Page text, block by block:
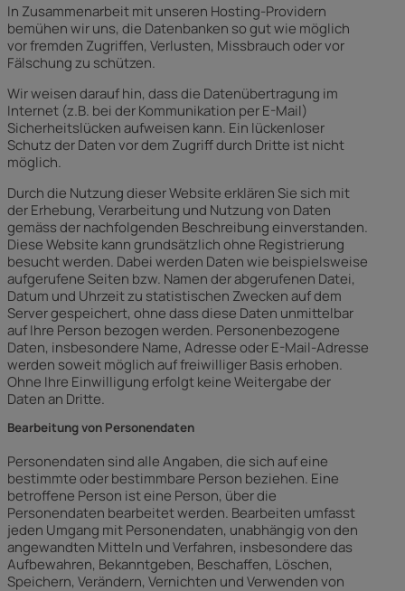
In Zusammenarbeit mit unseren Hosting-Providern
bemühen wir uns, die Datenbanken so gut wie möglich
vor fremden Zugriffen, Verlusten, Missbrauch oder vor
Fälschung zu schützen.
Wir weisen darauf hin, dass die Datenübertragung im
Internet (z.B. bei der Kommunikation per E-Mail)
Sicherheitslücken aufweisen kann. Ein lückenloser
Schutz der Daten vor dem Zugriff durch Dritte ist nicht
möglich.
Durch die Nutzung dieser Website erklären Sie sich mit
der Erhebung, Verarbeitung und Nutzung von Daten
gemäss der nachfolgenden Beschreibung einverstanden.
Diese Website kann grundsätzlich ohne Registrierung
besucht werden. Dabei werden Daten wie beispielsweise
aufgerufene Seiten bzw. Namen der abgerufenen Datei,
Datum und Uhrzeit zu statistischen Zwecken auf dem
Server gespeichert, ohne dass diese Daten unmittelbar
auf Ihre Person bezogen werden. Personenbezogene
Daten, insbesondere Name, Adresse oder E-Mail-Adresse
werden soweit möglich auf freiwilliger Basis erhoben.
Ohne Ihre Einwilligung erfolgt keine Weitergabe der
Daten an Dritte.
Bearbeitung von Personendaten
Personendaten sind alle Angaben, die sich auf eine
bestimmte oder bestimmbare Person beziehen. Eine
betroffene Person ist eine Person, über die
Personendaten bearbeitet werden. Bearbeiten umfasst
jeden Umgang mit Personendaten, unabhängig von den
angewandten Mitteln und Verfahren, insbesondere das
Aufbewahren, Bekanntgeben, Beschaffen, Löschen,
Speichern, Verändern, Vernichten und Verwenden von